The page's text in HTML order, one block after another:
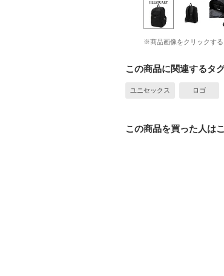
※商品画像をクリックす
この商品に関連するタ
ユニセックス ロゴ
この商品を買った人は